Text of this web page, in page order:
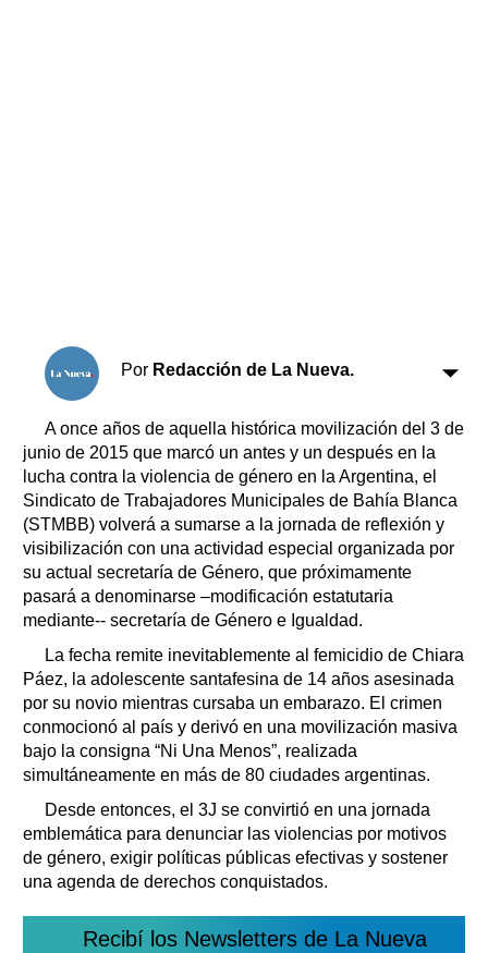
Por Redacción de La Nueva.
A once años de aquella histórica movilización del 3 de
junio de 2015 que marcó un antes y un después en la
lucha contra la violencia de género en la Argentina, el
Sindicato de Trabajadores Municipales de Bahía Blanca
(STMBB) volverá a sumarse a la jornada de reflexión y
visibilización con una actividad especial organizada por
su actual secretaría de Género, que próximamente
pasará a denominarse –modificación estatutaria
mediante-- secretaría de Género e Igualdad.
La fecha remite inevitablemente al femicidio de Chiara
Páez, la adolescente santafesina de 14 años asesinada
por su novio mientras cursaba un embarazo. El crimen
conmocionó al país y derivó en una movilización masiva
bajo la consigna “Ni Una Menos”, realizada
simultáneamente en más de 80 ciudades argentinas.
Desde entonces, el 3J se convirtió en una jornada
emblemática para denunciar las violencias por motivos
de género, exigir políticas públicas efectivas y sostener
una agenda de derechos conquistados.
Recibí los Newsletters de La Nueva